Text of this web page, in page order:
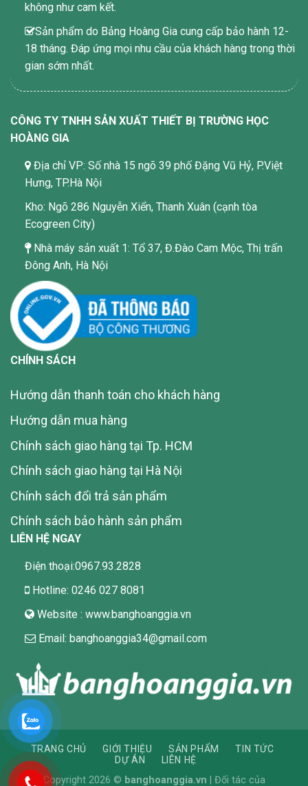
không như cam kết.
Sản phẩm do Bảng Hoàng Gia cung cấp bảo hành 12-
18 tháng. Đáp ứng mọi nhu cầu của khách hàng trong thời
gian sớm nhất.
CÔNG TY TNHH SẢN XUẤT THIẾT BỊ TRƯỜNG HỌC
HOÀNG GIA
Địa chỉ VP: Số nhà 15 ngõ 39 phố Đặng Vũ Hỷ, P.Việt
Hưng, TP.Hà Nội
Kho: Ngõ 286 Nguyễn Xiển, Thanh Xuân (cạnh tòa
Ecogreen City)
Nhà máy sản xuất 1: Tổ 37, Đ.Đào Cam Mộc, Thị trấn
Đông Anh, Hà Nội
CHÍNH SÁCH
Hướng dẫn thanh toán cho khách hàng
Hướng dẫn mua hàng
Chính sách giao hàng tại Tp. HCM
Chính sách giao hàng tại Hà Nội
Chính sách đổi trả sản phẩm
Chính sách bảo hành sản phẩm
LIÊN HỆ NGAY
Điện thoại:0967.93.2828
Hotline: 0246 027 8081
Website : www.banghoanggia.vn
Email: banghoanggia34@gmail.com
TRANG CHỦ GIỚI THIỆU SẢN PHẨM
TIN TỨC
DỰ ÁN
LIÊN HỆ
Copyright 2026 © banghoanggia.vn | Đối tác của